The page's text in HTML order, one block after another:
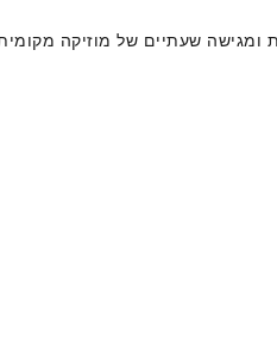
ומגישה שעתיים של מוזיקה